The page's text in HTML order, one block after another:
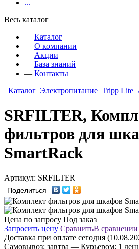
...
Весь каталог
— Каталог
— О компании
— Акции
— База знаний
— Контакты
Каталог Электропитание Tripp Lite
SRFILTER,
фильтров для
SmartRack
Артикул: SRFILTER
Поделиться
Цена по запросу Под заказ
Запросить цену СравнитьВ сравнении
Доставка при оплате сегодня
Самовывоз: завтра — Курьером: 1